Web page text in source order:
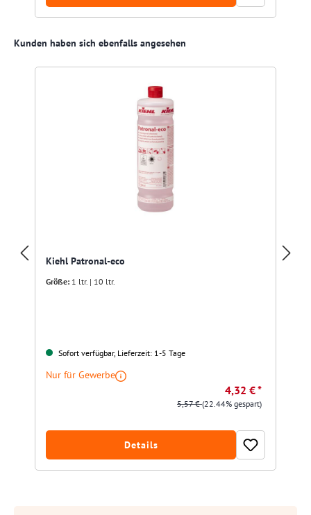
Produktgalerie überspringen
Kunden haben sich ebenfalls angesehen
Kiehl Patronal-eco
Größe: 1 ltr. | 10 ltr.
Sofort verfügbar, Lieferzeit: 1-5 Tage
Nur für Gewerbe
4,32 € *
5,57 €(22.44% gespart)
Details